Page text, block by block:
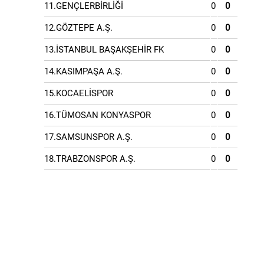
11.GENÇLERBİRLİĞİ 0 0
12.GÖZTEPE A.Ş. 0 0
13.İSTANBUL BAŞAKŞEHİR FK 0 0
14.KASIMPAŞA A.Ş. 0 0
15.KOCAELİSPOR 0 0
16.TÜMOSAN KONYASPOR 0 0
17.SAMSUNSPOR A.Ş. 0 0
18.TRABZONSPOR A.Ş. 0 0